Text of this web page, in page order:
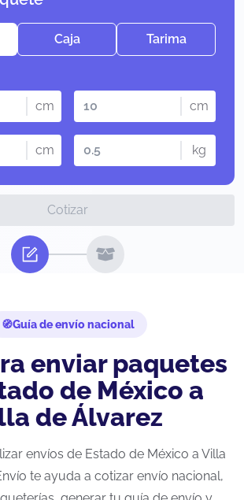
Caja Tarima
cm cm
cm kg
Cotizar
Guía de envío nacional
enviar paquetes
de México a
de Álvarez
envíos de Estado de México a Villa
te ayuda a cotizar envío nacional,